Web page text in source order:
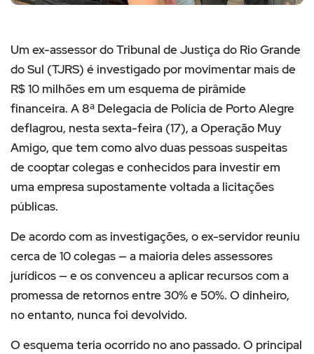
Um ex-assessor do Tribunal de Justiça do Rio Grande
do Sul (TJRS) é investigado por movimentar mais de
R$ 10 milhões em um esquema de pirâmide
financeira. A 8ª Delegacia de Polícia de Porto Alegre
deflagrou, nesta sexta-feira (17), a Operação Muy
Amigo, que tem como alvo duas pessoas suspeitas
de cooptar colegas e conhecidos para investir em
uma empresa supostamente voltada a licitações
públicas.
De acordo com as investigações, o ex-servidor reuniu
cerca de 10 colegas — a maioria deles assessores
jurídicos — e os convenceu a aplicar recursos com a
promessa de retornos entre 30% e 50%. O dinheiro,
no entanto, nunca foi devolvido.
O esquema teria ocorrido no ano passado. O principal